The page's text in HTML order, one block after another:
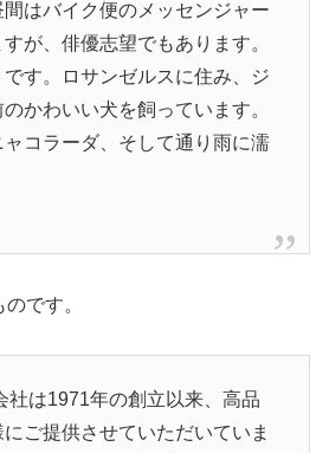
はバイク便のメッセンジャー
が、俳優志望でもあります。
す。ロサンゼルスに住み、ジ
かわいい犬を飼っています。
コラーダ、そして通り雨に濡
です。
社は1971年の創立以来、高品
ご提供させていただいていま